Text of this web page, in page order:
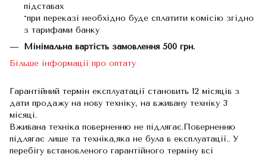
підставах
*при переказі необхідно буде сплатити комісію згідно
з тарифами банку
Мінімальна вартість замовлення 500 грн.
Більше інформації про оптату
Гарантійний термін експлуатації становить 12 місяців з
дати продажу на нову техніку, на вживану техніку 3
місяці.
Вживана техніка поверненню не підлягає.Поверненню
підлягає лише та техніка,яка не була в експлуатації.. У
перебігу встановленого гарантійного терміну всі